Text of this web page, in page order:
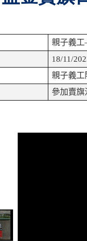
親子義工
18/11/
親子義工
參加賣旗